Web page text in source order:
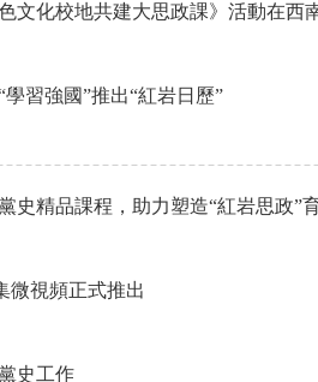
文化校地共建大思政課》活動在西
習強國”推出“紅岩日歷”
史精品課程，助力塑造“紅岩思政”
微視頻正式推出
史工作